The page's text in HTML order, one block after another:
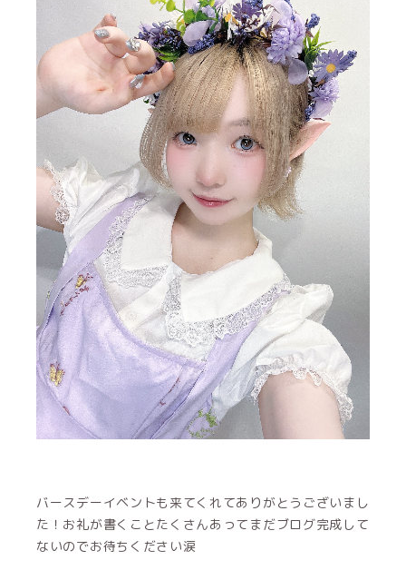
バースデーイベントも来てくれてありがとうございまし
た！お礼が書くことたくさんあってまだブログ完成して
ないのでお待ちください涙